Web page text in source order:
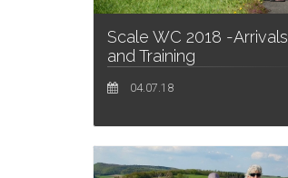
Scale WC 2018 -Arrivals
and Training
04.07.18